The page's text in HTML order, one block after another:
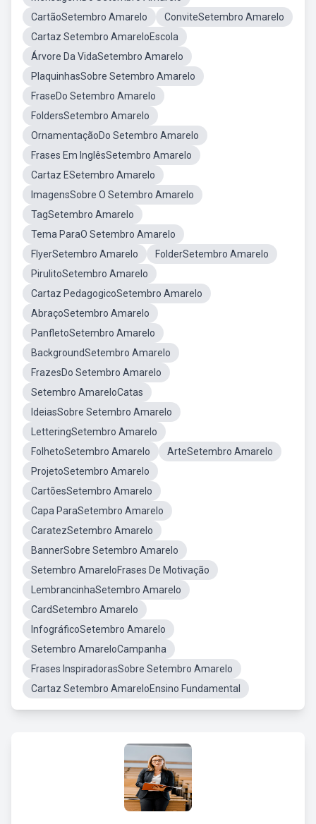
CartãoSetembro Amarelo
ConviteSetembro Amarelo
Cartaz Setembro AmareloEscola
Árvore Da VidaSetembro Amarelo
PlaquinhasSobre Setembro Amarelo
FraseDo Setembro Amarelo
FoldersSetembro Amarelo
OrnamentaçãoDo Setembro Amarelo
Frases Em InglêsSetembro Amarelo
Cartaz ESetembro Amarelo
ImagensSobre O Setembro Amarelo
TagSetembro Amarelo
Tema ParaO Setembro Amarelo
FlyerSetembro Amarelo
FolderSetembro Amarelo
PirulitoSetembro Amarelo
Cartaz PedagogicoSetembro Amarelo
AbraçoSetembro Amarelo
PanfletoSetembro Amarelo
BackgroundSetembro Amarelo
FrazesDo Setembro Amarelo
Setembro AmareloCatas
IdeiasSobre Setembro Amarelo
LetteringSetembro Amarelo
FolhetoSetembro Amarelo
ArteSetembro Amarelo
ProjetoSetembro Amarelo
CartõesSetembro Amarelo
Capa ParaSetembro Amarelo
CaratezSetembro Amarelo
BannerSobre Setembro Amarelo
Setembro AmareloFrases De Motivação
LembrancinhaSetembro Amarelo
CardSetembro Amarelo
InfográficoSetembro Amarelo
Setembro AmareloCampanha
Frases InspiradorasSobre Setembro Amarelo
Cartaz Setembro AmareloEnsino Fundamental